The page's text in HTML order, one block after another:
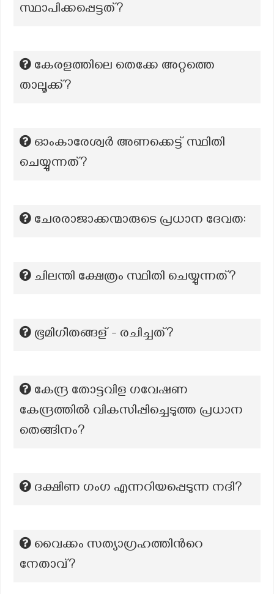
സ്ഥാപിക്കപ്പെട്ടത്?
കേരളത്തിലെ തെക്കേ അറ്റത്തെ
താലൂക്ക്?
ഓംകാരേശ്വർ അണക്കെട്ട് സ്ഥിതി
ചെയ്യുന്നത്?
ചേരരാജാക്കന്മാരുടെ പ്രധാന ദേവത:
ചിലന്തി ക്ഷേത്രം സ്ഥിതി ചെയ്യുന്നത്?
ഭൂമിഗീതങ്ങള് - രചിച്ചത്?
കേന്ദ്ര തോട്ടവിള ഗവേഷണ
കേന്ദ്രത്തിൽ വികസിപ്പിച്ചെടുത്ത പ്രധാന
തെങ്ങിനം?
ദക്ഷിണ ഗംഗ എന്നറിയപ്പെടുന്ന നദി?
വൈക്കം സത്യാഗ്രഹത്തിന്‍റെ
നേതാവ്?